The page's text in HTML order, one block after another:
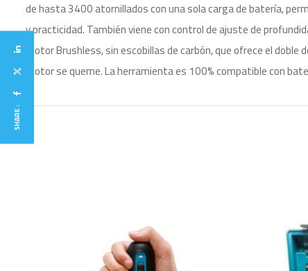
de hasta 3400 atornillados con una sola carga de batería,
y practicidad. También viene con control de ajuste de
motor Brushless, sin escobillas de carbón, que ofrece el
motor se queme. La herramienta es 100% compatible con
SHARE :